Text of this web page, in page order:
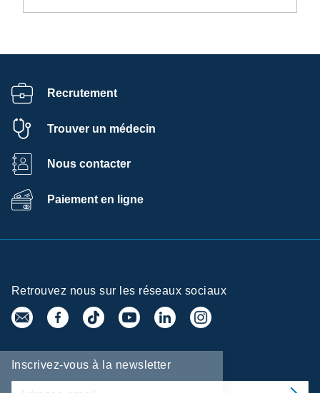
Recrutement
Trouver un médecin
Nous contacter
Paiement en ligne
Retrouvez nous sur les réseaux sociaux
Inscrivez-vous à la newsletter
Centre de
préférences de la